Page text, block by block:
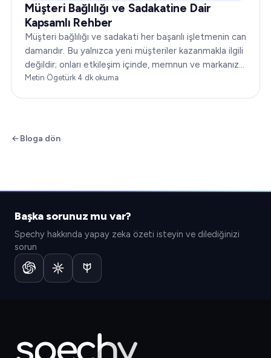
Müşteri Bağlılığı ve Sadakatine Dair
Kapsamlı Rehber
Müşteri bağlılığı ve sadakati her başarılı işletmenin can
damarıdır. Bu yalnızca yeni müşteriler kazanmakla ilgili
değildir; onları etkileşim içinde, memnun ve markanıza
sadık tutmakla ilgilidir. Bu makalede…
Metin Ögetürk·4 dk okuma
Bloga dön
Başka sorunuz mu var?
Spechy hakkında yapay zeka özeti isteyin ve dilediğinizi
sorun